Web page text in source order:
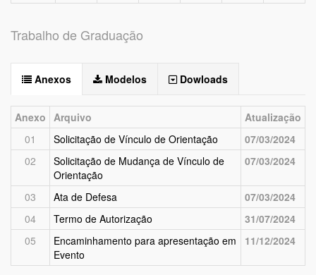
Trabalho de Graduação
Anexos Modelos Dowloads
Anexo Arquivo
Atualização
01
Solicitação de Vínculo de Orientação
07/03/2024
02
Solicitação de Mudança de Vínculo de
Orientação
07/03/2024
03 Ata de Defesa
07/03/2024
04
Termo de Autorização
31/07/2024
05
Encaminhamento para apresentação em
Evento
11/12/2024